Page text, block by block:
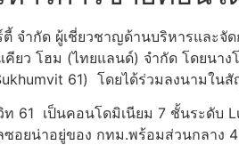
จำกัด ผู้เชี่ยวชาญด้านบริหารและจั
คียว โฮม (ไทยแลนด์) จำกัด โดยนา
61) โดยได้ร่วมลงนามใน
61 เป็นคอนโดมิเนียม 7 ชั้นระดับ
ซอยน่าอยู่ของ กทม.พร้อมส่วนกลาง